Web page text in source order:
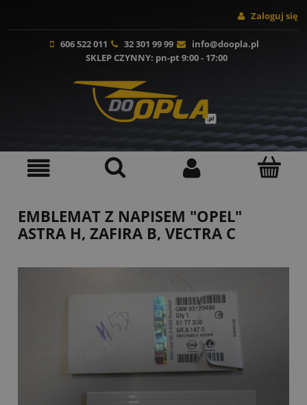
Zaloguj się
606 522 011 32 301 99 99
info@doopla.pl
SKLEP CZYNNY: pn-pt 9:00 - 17:00
EMBLEMAT Z NAPISEM "OPEL"
ASTRA H, ZAFIRA B, VECTRA C